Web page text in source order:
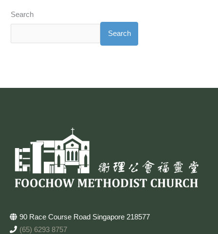
Search
Search
90 Race Course Road Singapore 218577
(65) 6293 8757